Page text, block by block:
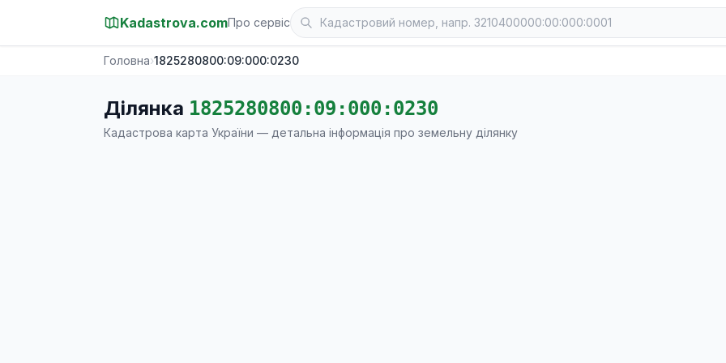
Kadastrova.comПро сервіс
Головна›1825280800:09:000:0230
Ділянка 1825280800:09:000:0230
Кадастрова карта України — детальна інформація про земельну ділянку